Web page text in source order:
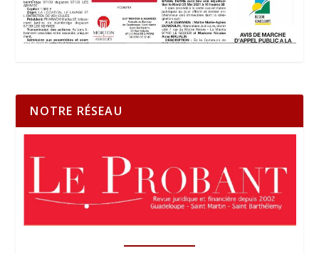
NOTRE RÉSEAU